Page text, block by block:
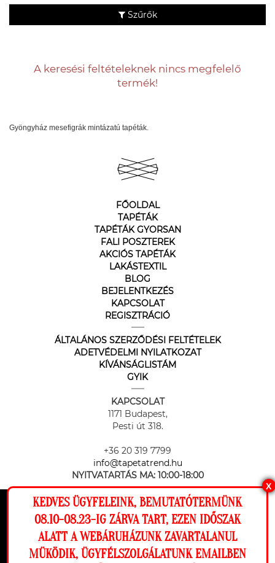
Ez a weboldal cookie-kat használ, hogy a
lehető legjobb élményt nyújtsa honlapunkon.
Beállítások
Szűrők
A keresési feltételeknek nincs megfelelő
termék!
Gyöngyház mesefigrák mintázatú tapéták.
FŐOLDAL
TAPÉTÁK
TAPÉTÁK GYORSAN
FALI POSZTEREK
AKCIÓS TAPÉTÁK
LAKÁSTEXTIL
BLOG
BEJELENTKEZÉS
KAPCSOLAT
REGISZTRÁCIÓ
ÁLTALÁNOS SZERZŐDÉSI FELTÉTELEK
ADETVÉDELMI NYILATKOZAT
KÍVÁNSÁGLISTÁM
GYIK
KAPCSOLAT
1171 Budapest,
Pesti út 318.
+36 20 319 7799
info@tapetatrend.hu
NYITVATARTÁS MA: 10:00-18:00
Az online fizetést a Barion Payment Zrt. biztosítja, MNB engedély
X
KEDVES ÜGYFELEINK, BEMUTATÓTERMÜNK
08.10-08.23-IG ZÁRVA TART, EZEN IDŐSZAK
ALATT A WEBÁRUHÁZUNK ZAVARTALANUL
MÜKÖDIK, ÜGYFÉLSZOLGÁLATUNK EMAILBEN